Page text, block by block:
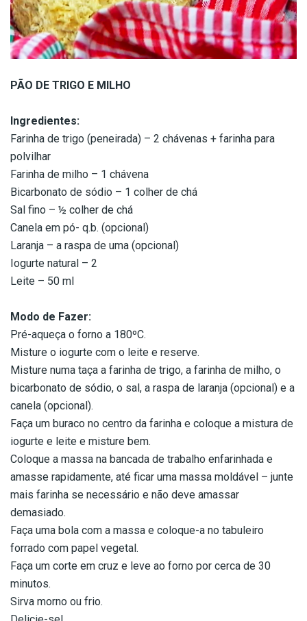
PÃO DE TRIGO E MILHO
Ingredientes:
Farinha de trigo (peneirada) – 2 chávenas + farinha para
polvilhar
Farinha de milho – 1 chávena
Bicarbonato de sódio – 1 colher de chá
Sal fino – ½ colher de chá
Canela em pó- q.b. (opcional)
Laranja – a raspa de uma (opcional)
Iogurte natural – 2
Leite – 50 ml
Modo de Fazer:
Pré-aqueça o forno a 180ºC.
Misture o iogurte com o leite e reserve.
Misture numa taça a farinha de trigo, a farinha de milho, o
bicarbonato de sódio, o sal, a raspa de laranja (opcional) e a
canela (opcional).
Faça um buraco no centro da farinha e coloque a mistura de
iogurte e leite e misture bem.
Coloque a massa na bancada de trabalho enfarinhada e
amasse rapidamente, até ficar uma massa moldável – junte
mais farinha se necessário e não deve amassar
demasiado.
Faça uma bola com a massa e coloque-a no tabuleiro
forrado com papel vegetal.
Faça um corte em cruz e leve ao forno por cerca de 30
minutos.
Sirva morno ou frio.